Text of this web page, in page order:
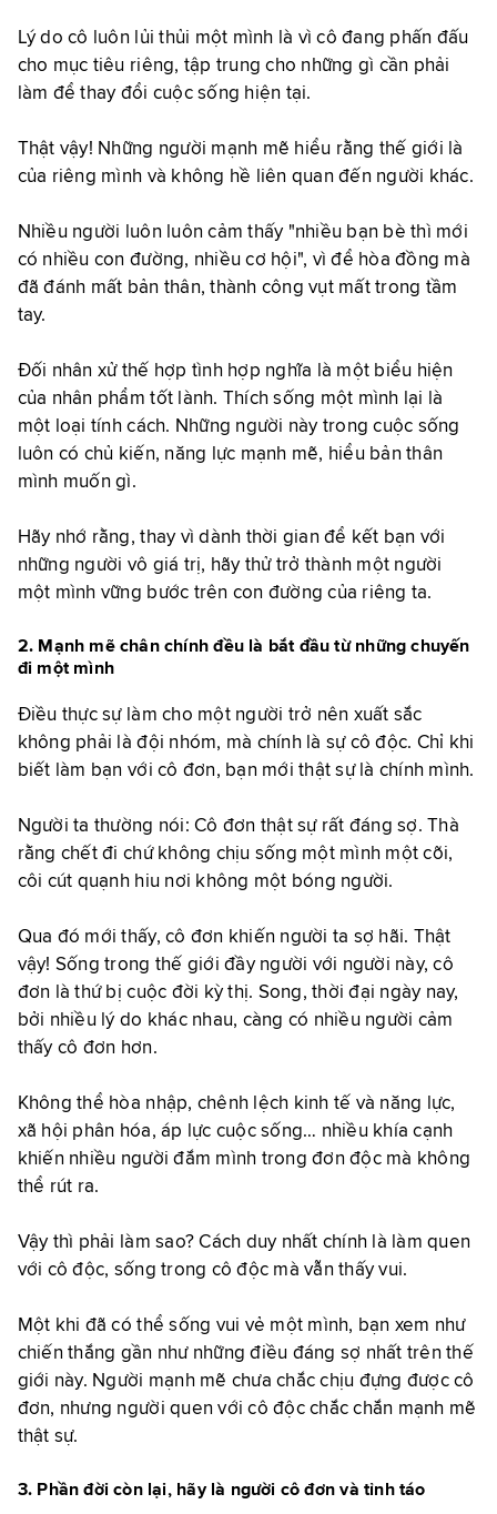
Lý do cô luôn lủi thủi một mình là vì cô đang phấn đấu
cho mục tiêu riêng, tập trung cho những gì cần phải
làm để thay đổi cuộc sống hiện tại.
Thật vậy! Những người mạnh mẽ hiểu rằng thế giới là
của riêng mình và không hề liên quan đến người khác.
Nhiều người luôn luôn cảm thấy "nhiều bạn bè thì mới
có nhiều con đường, nhiều cơ hội", vì để hòa đồng mà
đã đánh mất bản thân, thành công vụt mất trong tầm
tay.
Đối nhân xử thế hợp tình hợp nghĩa là một biểu hiện
của nhân phẩm tốt lành. Thích sống một mình lại là
một loại tính cách. Những người này trong cuộc sống
luôn có chủ kiến, năng lực mạnh mẽ, hiểu bản thân
mình muốn gì.
Hãy nhớ rằng, thay vì dành thời gian để kết bạn với
những người vô giá trị, hãy thử trở thành một người
một mình vững bước trên con đường của riêng ta.
2. Mạnh mẽ chân chính đều là bắt đầu từ những chuyến
đi một mình
Điều thực sự làm cho một người trở nên xuất sắc
không phải là đội nhóm, mà chính là sự cô độc. Chỉ khi
biết làm bạn với cô đơn, bạn mới thật sự là chính mình.
Người ta thường nói: Cô đơn thật sự rất đáng sợ. Thà
rằng chết đi chứ không chịu sống một mình một cõi,
côi cút quạnh hiu nơi không một bóng người.
Qua đó mới thấy, cô đơn khiến người ta sợ hãi. Thật
vậy! Sống trong thế giới đầy người với người này, cô
đơn là thứ bị cuộc đời kỳ thị. Song, thời đại ngày nay,
bởi nhiều lý do khác nhau, càng có nhiều người cảm
thấy cô đơn hơn.
Không thể hòa nhập, chênh lệch kinh tế và năng lực,
xã hội phân hóa, áp lực cuộc sống… nhiều khía cạnh
khiến nhiều người đắm mình trong đơn độc mà không
thể rút ra.
Vậy thì phải làm sao? Cách duy nhất chính là làm quen
với cô độc, sống trong cô độc mà vẫn thấy vui.
Một khi đã có thể sống vui vẻ một mình, bạn xem như
chiến thắng gần như những điều đáng sợ nhất trên thế
giới này. Người mạnh mẽ chưa chắc chịu đựng được cô
đơn, nhưng người quen với cô độc chắc chắn mạnh mẽ
thật sự.
3. Phần đời còn lại, hãy là người cô đơn và tỉnh táo